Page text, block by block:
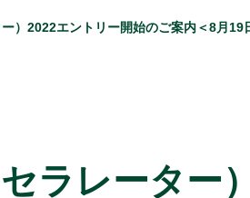
）2022エントリー開始のご案内＜8月19
ラレーター